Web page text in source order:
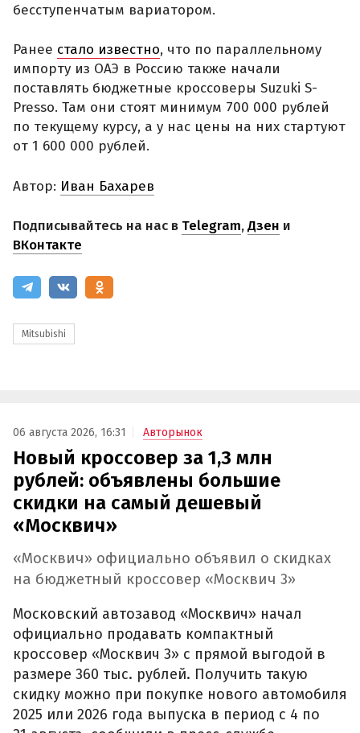
бесступенчатым вариатором.
Ранее стало известно, что по параллельному
импорту из ОАЭ в Россию также начали
поставлять бюджетные кроссоверы Suzuki S-
Presso. Там они стоят минимум 700 000 рублей
по текущему курсу, а у нас цены на них стартуют
от 1 600 000 рублей.
Автор: Иван Бахарев
Подписывайтесь на нас в Telegram,Дзен и
ВКонтакте
Mitsubishi
06 августа 2026, 16:31 Авторынок
Новый кроссовер за 1,3 млн
рублей: объявлены большие
скидки на самый дешевый
«Москвич»
«Москвич» официально объявил о скидках
на бюджетный кроссовер «Москвич 3»
Московский автозавод «Москвич» начал
официально продавать компактный
кроссовер «Москвич 3» с прямой выгодой в
размере 360 тыс. рублей. Получить такую
скидку можно при покупке нового автомобиля
2025 или 2026 года выпуска в период с 4 по